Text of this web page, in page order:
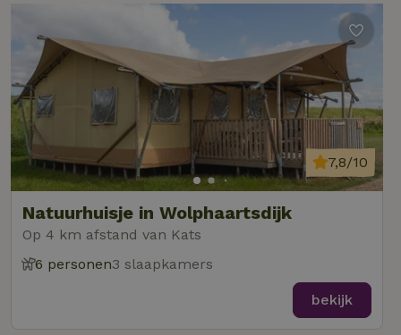
Natuurhuisje in Wolphaartsdijk
Op 4 km afstand van Kats
7,8/10
6 personen3 slaapkamers
bekijk